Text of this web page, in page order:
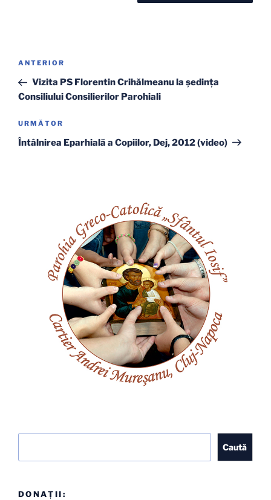
Navigare
articole
Articolul
anterior
ANTERIOR
Vizita PS Florentin Crihălmeanu la şedinţa
Consiliului Consilierilor Parohiali
Articolul
următor
URMĂTOR
Întâlnirea Eparhială a Copiilor, Dej, 2012 (video)
Caută
DONAȚII: